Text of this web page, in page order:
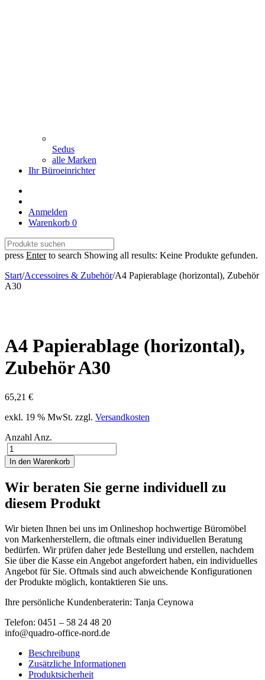
Sedus
alle Marken
Ihr Büroeinrichter
Anmelden
Warenkorb 0
press Enterto search Showing all results: Keine Produkte gefunden.
Start/Accessoires & Zubehör/A4 Papierablage (horizontal), Zubehör
A30
A4 Papierablage (horizontal),
Zubehör A30
65,21 €
exkl. 19 % MwSt. zzgl. Versandkosten
Anzahl Anz.
In den Warenkorb
Wir beraten Sie gerne individuell zu
diesem Produkt
Wir bieten Ihnen bei uns im Onlineshop hochwertige Büromöbel
von Markenherstellern, die oftmals einer individuellen Beratung
bedürfen. Wir prüfen daher jede Bestellung und erstellen, nachdem
Sie über die Kasse ein Angebot angefordert haben, ein individuelles
Angebot für Sie. Oftmals sind auch abweichende Konfigurationen
der Produkte möglich, kontaktieren Sie uns.
Ihre persönliche Kundenberaterin: Tanja Ceynowa
Telefon: 0451 – 58 24 48 20
info@quadro-office-nord.de
Beschreibung
Zusätzliche Informationen
Produktsicherheit